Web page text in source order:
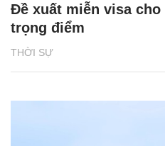
THỜI SỰ
Đề xuất miễn visa
trọng điểm